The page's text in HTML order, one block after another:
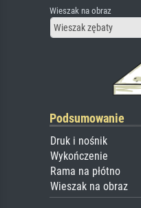
Wieszak na obraz
Wieszak zębaty
Podsumowanie
Druk i nośnik
Wykończenie
Rama na płótno
Wieszak na obraz